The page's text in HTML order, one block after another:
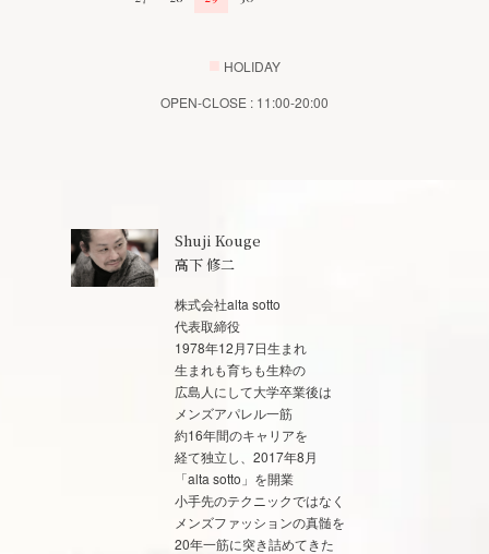
HOLIDAY
OPEN-CLOSE : 11:00-20:00
Shuji Kouge
高下 修二
株式会社alta sotto
代表取締役
1978年12月7日生まれ
生まれも育ちも生粋の
広島人にして大学卒業後は
メンズアパレル一筋
約16年間のキャリアを
経て独立し、2017年8月
「alta sotto」を開業
小手先のテクニックではなく
メンズファッションの真髄を
20年一筋に突き詰めてきた